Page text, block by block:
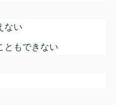
ない
ともできない